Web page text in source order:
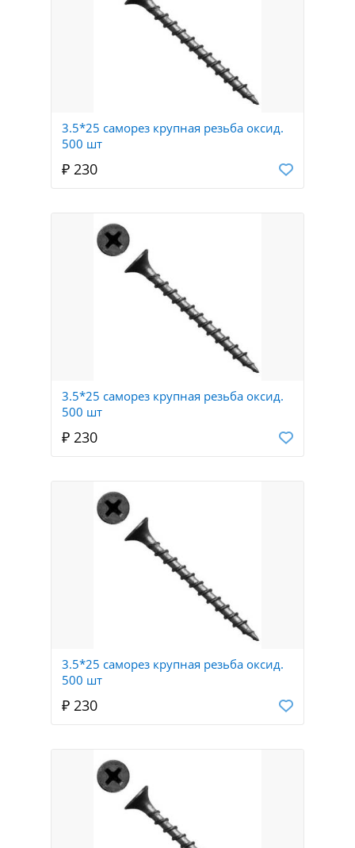
3.5*25 саморез крупная резьба оксид.
500 шт
₽ 230
3.5*25 саморез крупная резьба оксид.
500 шт
₽ 230
3.5*25 саморез крупная резьба оксид.
500 шт
₽ 230